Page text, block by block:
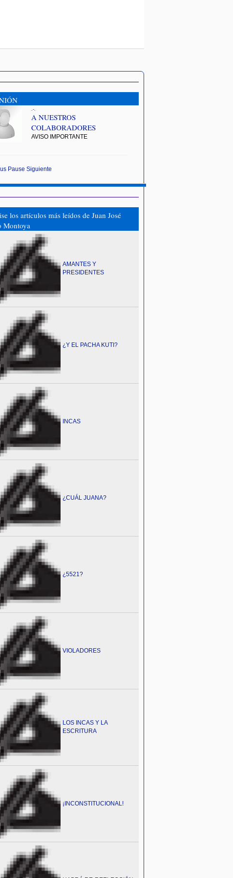
.-.
A NUESTROS
COLABORADORES
AVISO IMPORTANTE
Pause Siguiente
los artículos más leídos de Juan José
Montoya
AMANTES Y
PRESIDENTES
¿Y EL PACHA KUTI?
INCAS
¿CUÁL JUANA?
¿5521?
VIOLADORES
LOS INCAS Y LA
ESCRITURA
¡INCONSTITUCIONAL!